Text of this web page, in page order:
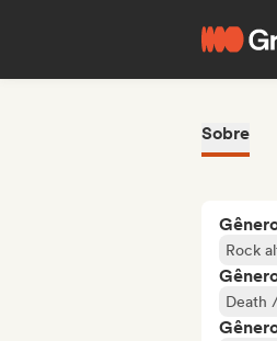
Sobre
Rock
Death